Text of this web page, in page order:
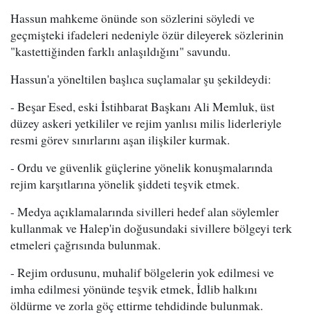
Hassun mahkeme önünde son sözlerini söyledi ve
geçmişteki ifadeleri nedeniyle özür dileyerek sözlerinin
"kastettiğinden farklı anlaşıldığını" savundu.
Hassun'a yöneltilen başlıca suçlamalar şu şekildeydi:
- Beşar Esed, eski İstihbarat Başkanı Ali Memluk, üst
düzey askeri yetkililer ve rejim yanlısı milis liderleriyle
resmi görev sınırlarını aşan ilişkiler kurmak.
- Ordu ve güvenlik güçlerine yönelik konuşmalarında
rejim karşıtlarına yönelik şiddeti teşvik etmek.
- Medya açıklamalarında sivilleri hedef alan söylemler
kullanmak ve Halep'in doğusundaki sivillere bölgeyi terk
etmeleri çağrısında bulunmak.
- Rejim ordusunu, muhalif bölgelerin yok edilmesi ve
imha edilmesi yönünde teşvik etmek, İdlib halkını
öldürme ve zorla göç ettirme tehdidinde bulunmak.